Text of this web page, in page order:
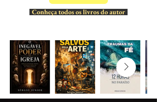
Conheça todos os livros do autor